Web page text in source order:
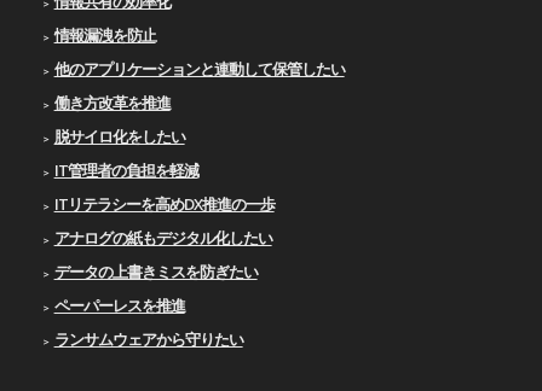
情報漏洩を防止
他のアプリケーションと連動して保管したい
働き方改革を推進
脱サイロ化をしたい
IT管理者の負担を軽減
ITリテラシーを高めDX推進の一歩
アナログの紙もデジタル化したい
データの上書きミスを防ぎたい
ペーパーレスを推進
ランサムウェアから守りたい